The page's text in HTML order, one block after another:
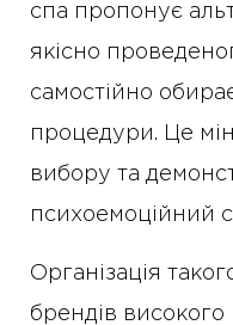
спа пропонує
якісно
самостійно
процедури. Це
вибору та
психоемоційний
Організація
брендів високого